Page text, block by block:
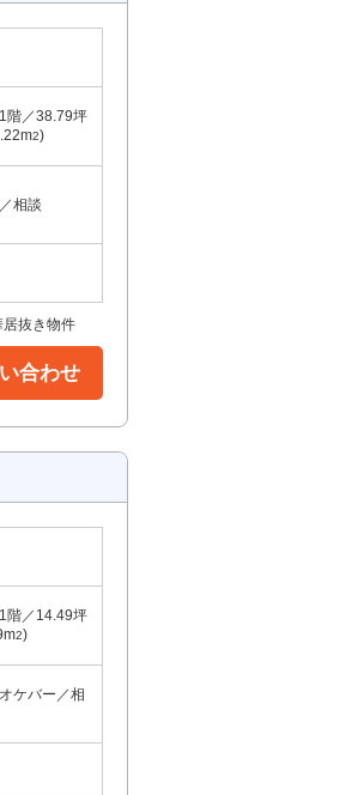
階／38.79坪
2)
相談
居抜き物件
合わせ
階／14.49坪
2)
ケバー／相